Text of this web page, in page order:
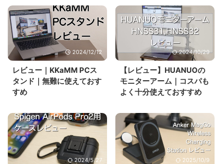
2024/12/12
レビュー｜KKaMM PCス
タンド｜無難に使えておす
すめ
2024/10/29
【レビュー】HUANUOの
モニターアーム｜コスパも
よく十分使えておすすめ
2024/5/27 2025/10/9